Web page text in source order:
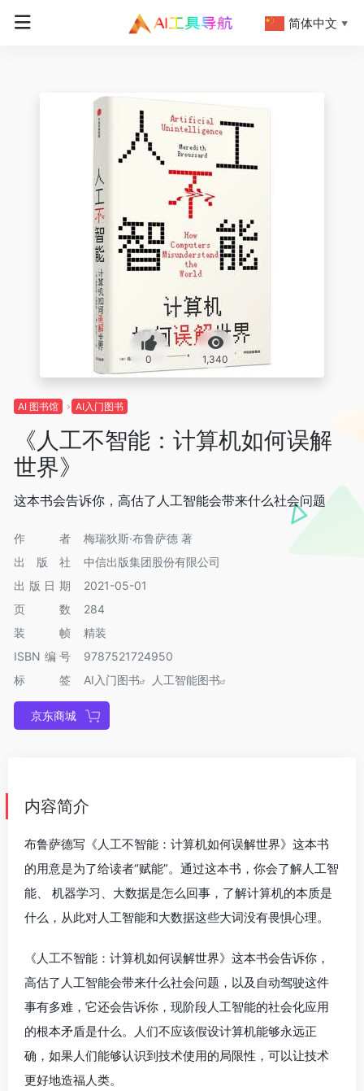
0 1,340
AI 图书馆 AI入门图书
《人工不智能：计算机如何误解
世界》
这本书会告诉你，高估了人工智能会带来什么社会问题
作者
梅瑞狄斯·布鲁萨德 著
出版社
中信出版集团股份有限公司
出版日期
2021-05-01
页数
284
装帧
精装
ISBN编号
9787521724950
标签
AI入门图书 人工智能图书
京东商城
内容简介
布鲁萨德写《人工不智能：计算机如何误解世界》这本书
的用意是为了给读者“赋能”。通过这本书，你会了解人工智
能、 机器学习、大数据是怎么回事，了解计算机的本质是
什么，从此对人工智能和大数据这些大词没有畏惧心理。
《人工不智能：计算机如何误解世界》这本书会告诉你，
高估了人工智能会带来什么社会问题，以及自动驾驶这件
事有多难，它还会告诉你，现阶段人工智能的社会化应用
的根本矛盾是什么。人们不应该假设计算机能够永远正
确，如果人们能够认识到技术使用的局限性，可以让技术
更好地造福人类。
简体中文 ▼